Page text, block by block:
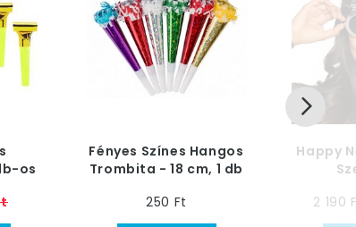
os
Fényes Színes Hangos
Trombita - 18 cm, 1 db
250 Ft
Happy
2 190